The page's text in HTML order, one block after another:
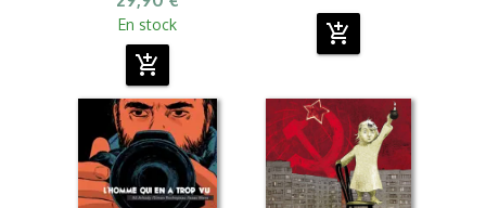
En stock
add_shopping_cart
add_shopping_cart